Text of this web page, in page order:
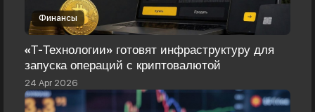
Финансы
«Т-Технологии» готовят инфраструктуру для
запуска операций с криптовалютой
24 Apr 2026